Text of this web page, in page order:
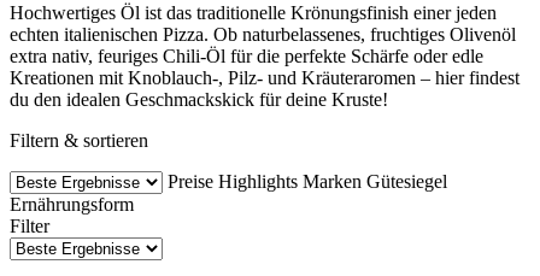
Hochwertiges Öl ist das traditionelle Krönungsfinish einer jeden
echten italienischen Pizza. Ob naturbelassenes, fruchtiges Olivenöl
extra nativ, feuriges Chili-Öl für die perfekte Schärfe oder edle
Kreationen mit Knoblauch-, Pilz- und Kräuteraromen – hier findest
du den idealen Geschmackskick für deine Kruste!
Filtern & sortieren
Preise Highlights Marken Gütesiegel
Ernährungsform
Filter